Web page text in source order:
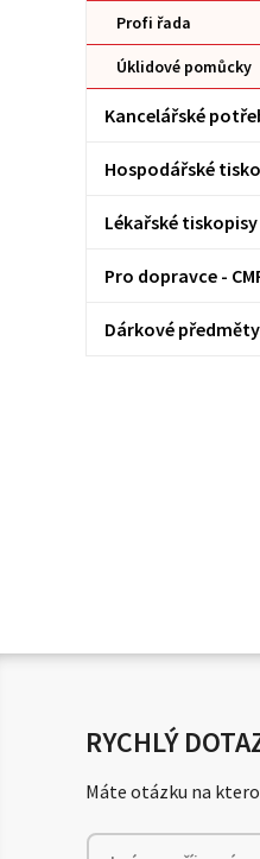
Profi řada
Úklidové pomůcky
Kancelářské
Hospodářské
Lékařské tiskopisy
Pro dopravce -
Dárkové předměty
RYCHLÝ
Máte otázku na